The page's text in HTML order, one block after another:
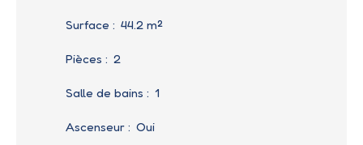
Surface : 44.2 m²
Pièces : 2
Salle de bains : 1
Ascenseur : Oui